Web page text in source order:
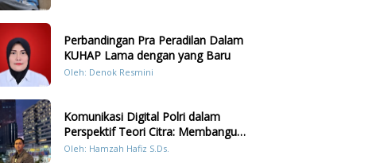
Perbandingan Pra Peradilan Dalam
KUHAP Lama dengan yang Baru
Oleh: Denok Resmini
Komunikasi Digital Polri dalam
Perspektif Teori Citra: Membangun
Kepercayaan Publik Melalui Konten
Oleh: Hamzah Hafiz S.Ds.